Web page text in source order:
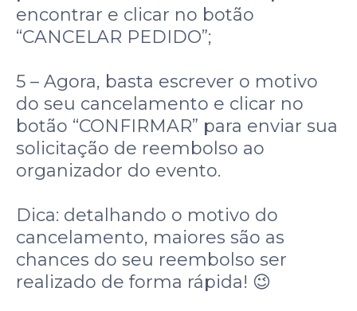
encontrar e clicar no botão
“CANCELAR PEDIDO”;
5 – Agora, basta escrever o motivo
do seu cancelamento e clicar no
botão “CONFIRMAR” para enviar sua
solicitação de reembolso ao
organizador do evento.
Dica: detalhando o motivo do
cancelamento, maiores são as
chances do seu reembolso ser
realizado de forma rápida! 😉